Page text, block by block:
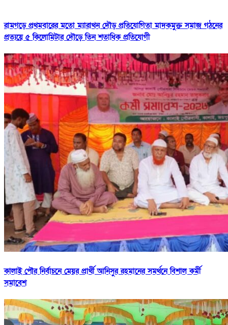
রামগড়ে প্রথমবারের মতো ম্যারাথন দৌড় প্রতিযোগিতা মাদকমুক্ত সমাজ গঠনের
প্রত্যয়ে ৫ কিলোমিটার দৌড়ে তিন শতাধিক প্রতিযোগী
কালাই পৌর নির্বাচনে মেয়র প্রার্থী আনিসুর রহমানের সমর্থনে বিশাল কর্মী
সমাবেশ